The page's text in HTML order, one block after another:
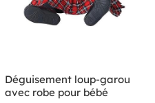
Déguisement loup-garou
avec robe pour bébé